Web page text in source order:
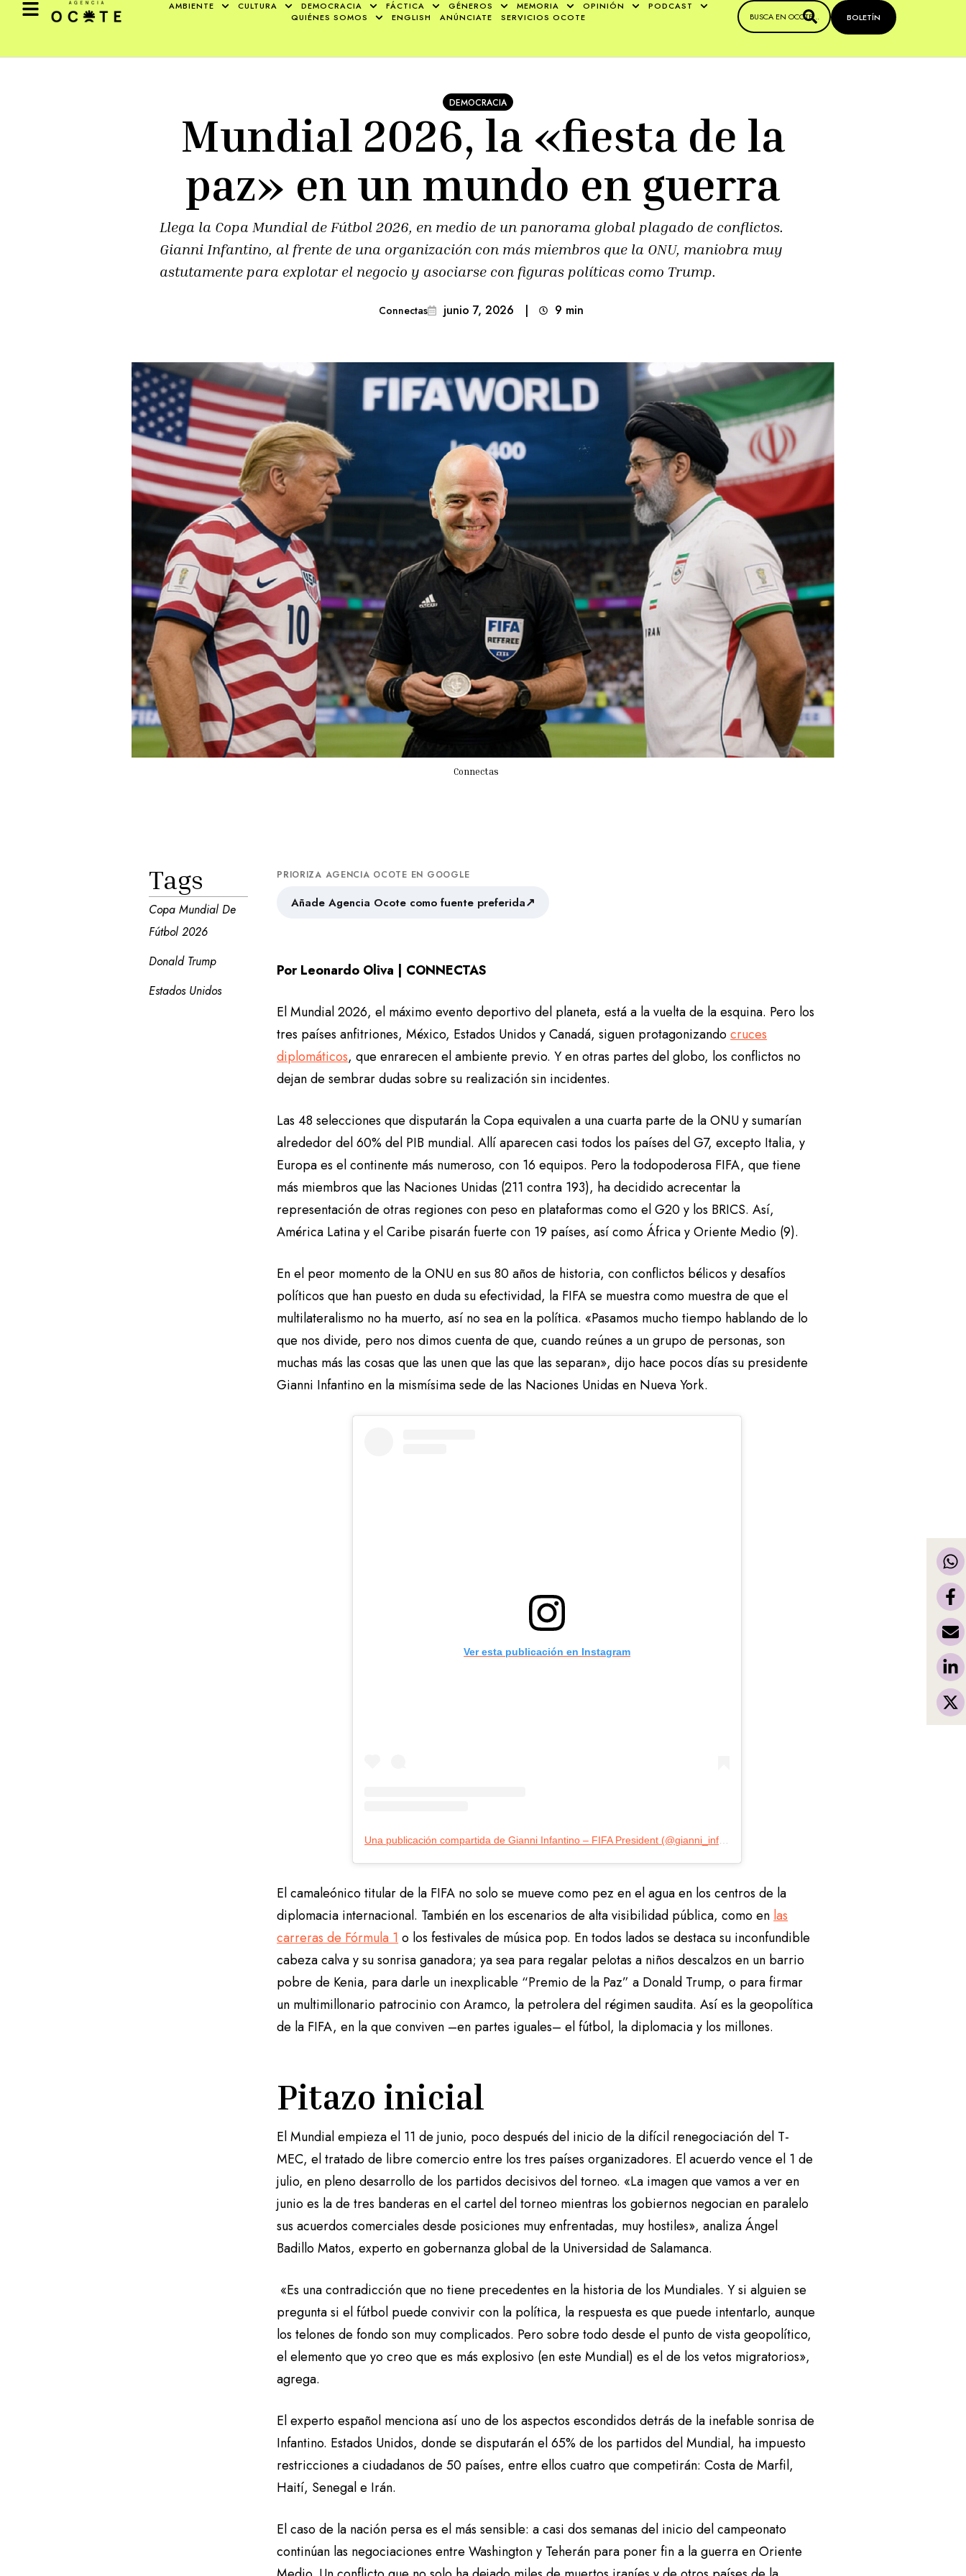
AMBIENTE CULTURA DEMOCRACIA FÁCTICA GÉNEROS MEMORIA OPINIÓN
PODCAST
QUIÉNES SOMOS
ENGLISH ANÚNCIATE SERVICIOS OCOTE BOLETÍN
DEMOCRACIA
Mundial 2026, la «fiesta de la
paz» en un mundo en guerra
Llega la Copa Mundial de Fútbol 2026, en medio de un panorama global plagado de conflictos.
Gianni Infantino, al frente de una organización con más miembros que la ONU, maniobra muy
astutamente para explotar el negocio y asociarse con figuras políticas como Trump.
Connectas junio 7, 2026 | 9 min
Connectas
Tags
Copa Mundial De
Fútbol 2026
Donald Trump
Estados Unidos
PRIORIZA AGENCIA OCOTE EN GOOGLE
Añade Agencia Ocote como fuente preferida↗
Por Leonardo Oliva | CONNECTAS
El Mundial 2026, el máximo evento deportivo del planeta, está a la vuelta de la esquina. Pero los
tres países anfitriones, México, Estados Unidos y Canadá, siguen protagonizandocruces
diplomáticos, que enrarecen el ambiente previo. Y en otras partes del globo, los conflictos no
dejan de sembrar dudas sobre su realización sin incidentes.
Las 48 selecciones que disputarán la Copa equivalen a una cuarta parte de la ONU y sumarían
alrededor del 60% del PIB mundial. Allí aparecen casi todos los países del G7, excepto Italia, y
Europa es el continente más numeroso, con 16 equipos. Pero la todopoderosa FIFA, que tiene
más miembros que las Naciones Unidas (211 contra 193), ha decidido acrecentar la
representación de otras regiones con peso en plataformas como el G20 y los BRICS. Así,
América Latina y el Caribe pisarán fuerte con 19 países, así como África y Oriente Medio (9).
En el peor momento de la ONU en sus 80 años de historia, con conflictos bélicos y desafíos
políticos que han puesto en duda su efectividad, la FIFA se muestra como muestra de que el
multilateralismo no ha muerto, así no sea en la política. «Pasamos mucho tiempo hablando de lo
que nos divide, pero nos dimos cuenta de que, cuando reúnes a un grupo de personas, son
muchas más las cosas que las unen que las que las separan», dijo hace pocos días su presidente
Gianni Infantino en la mismísima sede de las Naciones Unidas en Nueva York.
Ver esta publicación en Instagram
El camaleónico titular de la FIFA no solo se mueve como pez en el agua en los centros de la
diplomacia internacional. También en los escenarios de alta visibilidad pública, como en las
carreras de Fórmula 1 o los festivales de música pop. En todos lados se destaca su inconfundible
cabeza calva y su sonrisa ganadora; ya sea para regalar pelotas a niños descalzos en un barrio
pobre de Kenia, para darle un inexplicable “Premio de la Paz” a Donald Trump, o para firmar
un multimillonario patrocinio con Aramco, la petrolera del régimen saudita. Así es la geopolítica
de la FIFA, en la que conviven –en partes iguales– el fútbol, la diplomacia y los millones.
Pitazo inicial
El Mundial empieza el 11 de junio, poco después del inicio de la difícil renegociación del T-
MEC, el tratado de libre comercio entre los tres países organizadores. El acuerdo vence el 1 de
julio, en pleno desarrollo de los partidos decisivos del torneo. «La imagen que vamos a ver en
junio es la de tres banderas en el cartel del torneo mientras los gobiernos negocian en paralelo
sus acuerdos comerciales desde posiciones muy enfrentadas, muy hostiles», analiza Ángel
Badillo Matos, experto en gobernanza global de la Universidad de Salamanca.
«Es una contradicción que no tiene precedentes en la historia de los Mundiales. Y si alguien se
pregunta si el fútbol puede convivir con la política, la respuesta es que puede intentarlo, aunque
los telones de fondo son muy complicados. Pero sobre todo desde el punto de vista geopolítico,
el elemento que yo creo que es más explosivo (en este Mundial) es el de los vetos migratorios»,
agrega.
El experto español menciona así uno de los aspectos escondidos detrás de la inefable sonrisa de
Infantino. Estados Unidos, donde se disputarán el 65% de los partidos del Mundial, ha impuesto
restricciones a ciudadanos de 50 países, entre ellos cuatro que competirán: Costa de Marfil,
Haití, Senegal e Irán.
El caso de la nación persa es el más sensible: a casi dos semanas del inicio del campeonato
continúan las negociaciones entre Washington y Teherán para poner fin a la guerra en Oriente